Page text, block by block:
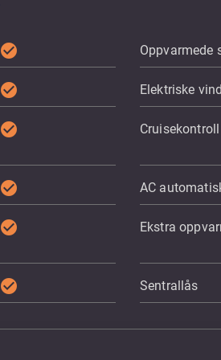
check_circle Oppvarmede
check_circle Elektriske
check_circle Cruisekontroll
check_circle AC
check_circle Ekstra
check_circle Sentrallås